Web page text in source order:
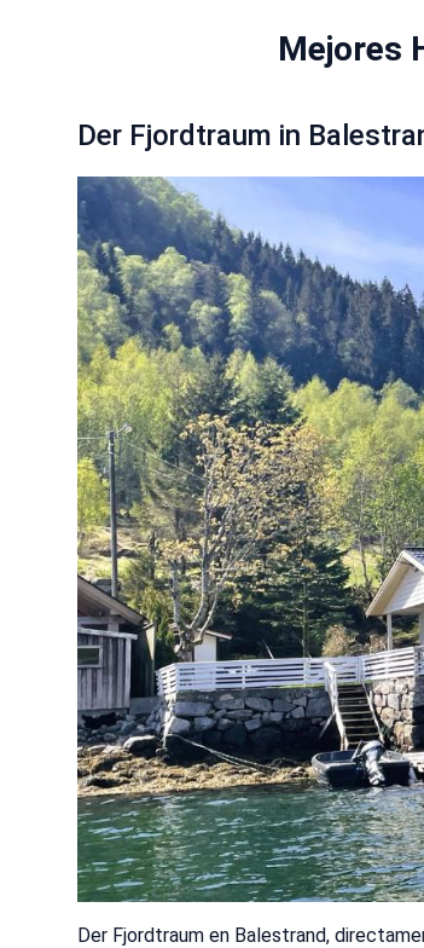
Mejores
Der Fjordtraum in
Der Fjordtraum en Balestrand,